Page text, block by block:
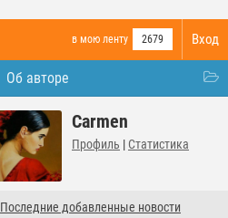
Вход
в мою ленту 2679
Об авторе
Carmen
Профиль | Статистика
Последние добавленные новости